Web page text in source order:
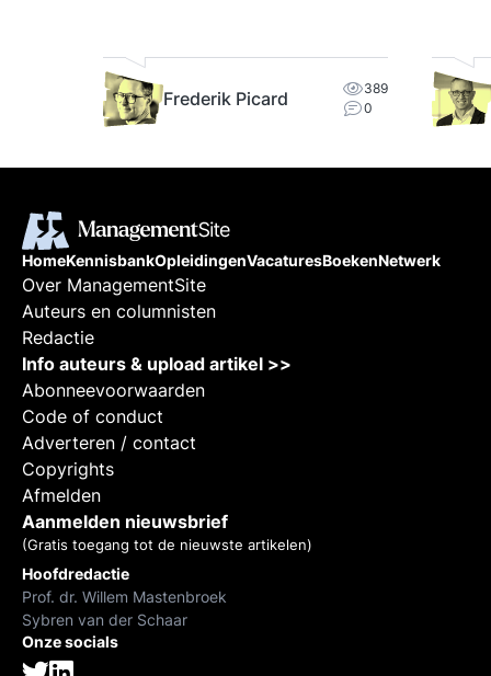
Frederik Picard
389
0
HomeKennisbankOpleidingenVacaturesBoekenNetwerk
Over ManagementSite
Auteurs en columnisten
Redactie
Info auteurs & upload artikel >>
Abonneevoorwaarden
Code of conduct
Adverteren / contact
Copyrights
Afmelden
Aanmelden nieuwsbrief
(Gratis toegang tot de nieuwste artikelen)
Hoofdredactie
Prof. dr. Willem Mastenbroek
Sybren van der Schaar
Onze socials